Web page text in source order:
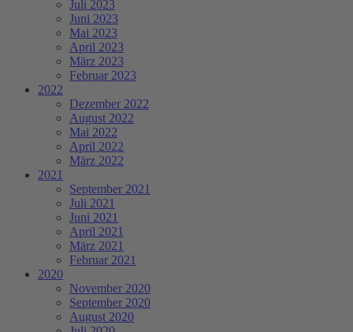
Juli 2023
Juni 2023
Mai 2023
April 2023
März 2023
Februar 2023
2022
Dezember 2022
August 2022
Mai 2022
April 2022
März 2022
2021
September 2021
Juli 2021
Juni 2021
April 2021
März 2021
Februar 2021
2020
November 2020
September 2020
August 2020